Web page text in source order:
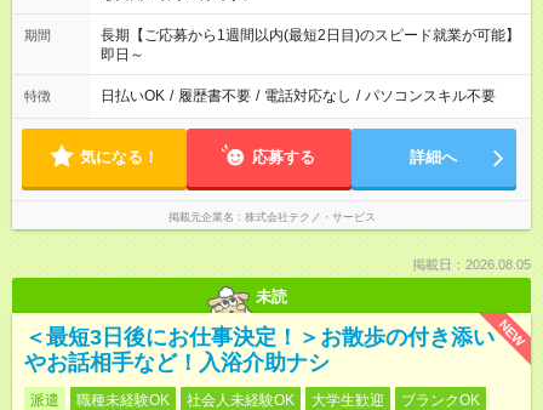
期間
長期【ご応募から1週間以内(最短2日目)のスピード就業が可能】
即日～
特徴 日払いOK / 履歴書不要 / 電話対応なし / パソコンスキル不要
気になる！ 応募する 詳細へ
掲載元企業名 株式会社テクノ・サービス
掲載日：2026.08.05
未読
NEW
＜最短3日後にお仕事決定！＞お散歩の付き添い
やお話相手など！入浴介助ナシ
派遣 職種未経験OK 社会人未経験OK 大学生歓迎
ブランクOK